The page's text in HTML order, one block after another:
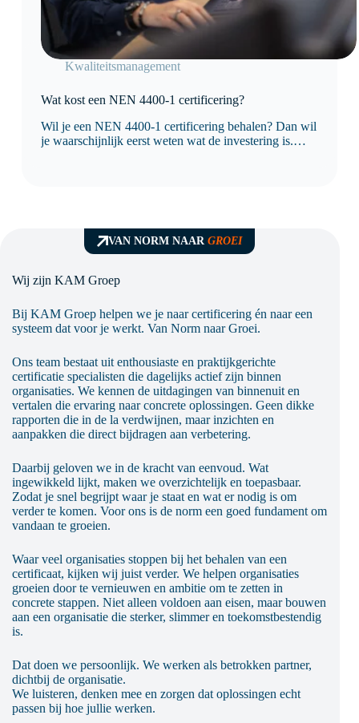
Kwaliteitsmanagement
Wat kost een NEN 4400-1 certificering?
Wil je een NEN 4400-1 certificering behalen? Dan wil
je waarschijnlijk eerst weten wat de investering is.
VAN NORM NAARGROEI
Wij zijn KAM Groep
Bij KAM Groep helpen we je naar certificering én naar een
systeem dat voor je werkt. Van Norm naar Groei.
Ons team bestaat uit enthousiaste en praktijkgerichte
certificatie specialisten die dagelijks actief zijn binnen
organisaties. We kennen de uitdagingen van binnenuit en
vertalen die ervaring naar concrete oplossingen. Geen dikke
rapporten die in de la verdwijnen, maar inzichten en
aanpakken die direct bijdragen aan verbetering.
Daarbij geloven we in de kracht van eenvoud. Wat
ingewikkeld lijkt, maken we overzichtelijk en toepasbaar.
Zodat je snel begrijpt waar je staat en wat er nodig is om
verder te komen. Voor ons is de norm een goed fundament om
vandaan te groeien.
Waar veel organisaties stoppen bij het behalen van een
certificaat, kijken wij juist verder. We helpen organisaties
groeien door te vernieuwen en ambitie om te zetten in
concrete stappen. Niet alleen voldoen aan eisen, maar bouwen
aan een organisatie die sterker, slimmer en toekomstbestendig
is.
Dat doen we persoonlijk. We werken als betrokken partner,
dichtbij de organisatie.
We luisteren, denken mee en zorgen dat oplossingen echt
passen bij hoe jullie werken.